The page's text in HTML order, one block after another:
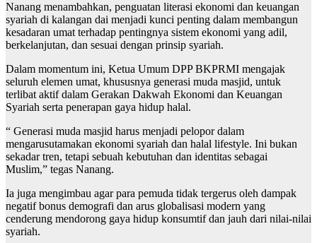
Nanang menambahkan, penguatan literasi ekonomi dan keuangan
syariah di kalangan dai menjadi kunci penting dalam membangun
kesadaran umat terhadap pentingnya sistem ekonomi yang adil,
berkelanjutan, dan sesuai dengan prinsip syariah.
Dalam momentum ini, Ketua Umum DPP BKPRMI mengajak
seluruh elemen umat, khususnya generasi muda masjid, untuk
terlibat aktif dalam Gerakan Dakwah Ekonomi dan Keuangan
Syariah serta penerapan gaya hidup halal.
“ Generasi muda masjid harus menjadi pelopor dalam
mengarusutamakan ekonomi syariah dan halal lifestyle. Ini bukan
sekadar tren, tetapi sebuah kebutuhan dan identitas sebagai
Muslim,” tegas Nanang.
Ia juga mengimbau agar para pemuda tidak tergerus oleh dampak
negatif bonus demografi dan arus globalisasi modern yang
cenderung mendorong gaya hidup konsumtif dan jauh dari nilai-nilai
syariah.